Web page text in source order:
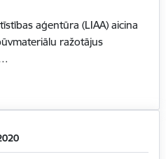
aģentūra (LIAA) aicina
ražotājus